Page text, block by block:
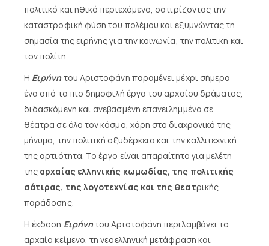
πολιτικό και ηθικό περιεχόμενο, σατιρίζοντας την
καταστροφική φύση του πολέμου και εξυμνώντας τη
σημασία της ειρήνης για την κοινωνία, την πολιτική και
τον πολίτη.
Η Ειρήνη του Αριστοφάνη παραμένει μέχρι σήμερα
ένα από τα πιο δημοφιλή έργα του αρχαίου δράματος,
διδασκόμενη και ανεβασμένη επανειλημμένα σε
θέατρα σε όλο τον κόσμο, χάρη στο διαχρονικό της
μήνυμα, την πολιτική οξυδέρκεια και την καλλιτεχνική
της αρτιότητα. Το έργο είναι απαραίτητο για μελέτη
της αρχαίας ελληνικής κωμωδίας, της πολιτικής
σάτιρας, της λογοτεχνίας και της θεατρικής
παράδοσης.
Η έκδοση Ειρήνητου Αριστοφάνη περιλαμβάνει το
αρχαίο κείμενο, τη νεοελληνική μετάφραση και